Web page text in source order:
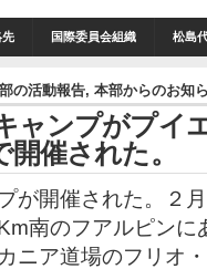
先 国際委員会組織 松島
の活動報告, 本部からのお知
ャンプがプイ
催された。
が開催された。２
南のフアルピンに
ニア道場のフリオ